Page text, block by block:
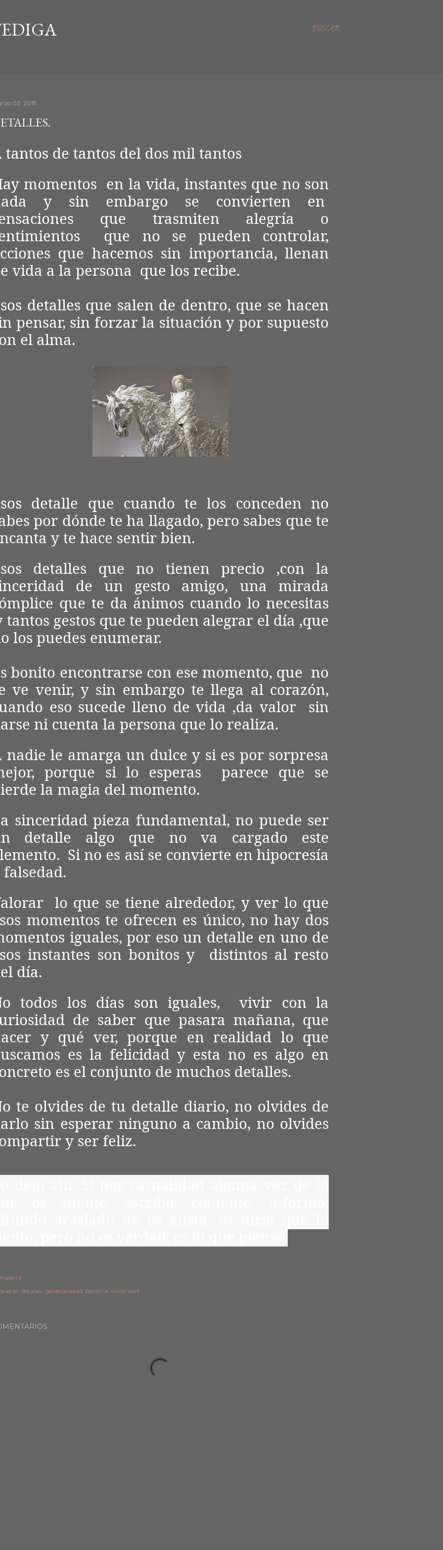
BUSCAR
03, 2015
tantos de tantos del dos mil tantos
momentos en la vida, instantes que no son
y sin embargo se convierten en
que trasmiten alegría o
que no se pueden controlar,
que hacemos sin importancia, llenan
vida a la persona que los recibe.
detalles que salen de dentro, que se hacen
pensar, sin forzar la situación y por supuesto
el alma.
detalle que cuando te los conceden no
por dónde te ha llagado, pero sabes que te
y te hace sentir bien.
detalles que no tienen precio ,con la
de un gesto amigo, una mirada
que te da ánimos cuando lo necesitas
tantos gestos que te pueden alegrar el día ,que
los puedes enumerar.
bonito encontrarse con ese momento, que no
ve venir, y sin embargo te llega al corazón,
eso sucede lleno de vida ,da valor sin
ni cuenta la persona que lo realiza.
nadie le amarga un dulce y si es por sorpresa
porque si lo esperas parece que se
la magia del momento.
sinceridad pieza fundamental, no puede ser
detalle algo que no va cargado este
Si no es así se convierte en hipocresía
lo que se tiene alrededor, y ver lo que
momentos te ofrecen es único, no hay dos
iguales, por eso un detalle en uno de
instantes son bonitos y distintos al resto
día.
todos los días son iguales, vivir con la
de saber que pasara mañana, que
y qué ver, porque en realidad lo que
es la felicidad y esta no es algo en
es el conjunto de muchos detalles.
te olvides de tu detalle diario, no olvides de
sin esperar ninguno a cambio, no olvides
y ser feliz.
detalles generosiadad persona sinceridad